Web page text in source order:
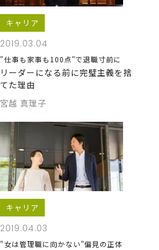
キャリア
2019.03.04
"仕事も家事も100点"で退職寸前に
リーダーになる前に完璧主義を捨
てた理由
宮越 真理子
キャリア
2019.04.03
"女は管理職に向かない"偏見の正体